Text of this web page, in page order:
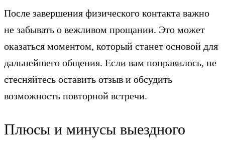
После завершения физического контакта важно
не забывать о вежливом прощании. Это может
оказаться моментом, который станет основой для
дальнейшего общения. Если вам понравилось, не
стесняйтесь оставить отзыв и обсудить
возможность повторной встречи.
Плюсы и минусы выездного